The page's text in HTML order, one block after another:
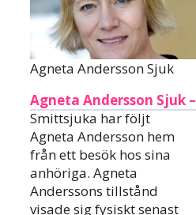
Agneta Andersson Sjuk
Agneta Andersson Sjuk –
Smittsjuka har följt
Agneta Andersson hem
från ett besök hos sina
anhöriga. Agneta
Anderssons tillstånd
visade sig fysiskt senast